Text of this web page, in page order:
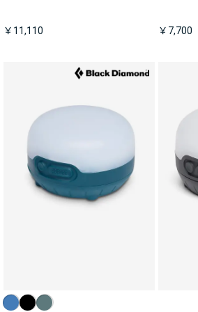
￥11,110 ￥7,700